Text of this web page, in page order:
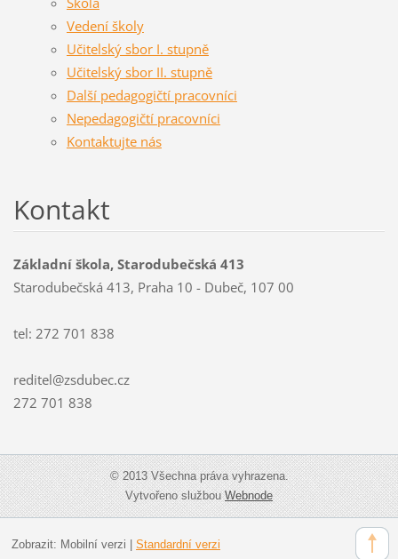
Vedení školy
Učitelský sbor I. stupně
Učitelský sbor II. stupně
Další pedagogičtí pracovníci
Nepedagogičtí pracovníci
Kontaktujte nás
Kontakt
Základní škola, Starodubečská 413
Starodubečská 413, Praha 10 - Dubeč, 107 00
tel: 272 701 838
reditel@zsdubec.cz
272 701 838
© 2013 Všechna práva vyhrazena.
Vytvořeno službouWebnode
Zobrazit: Mobilní verzi Standardní verzi